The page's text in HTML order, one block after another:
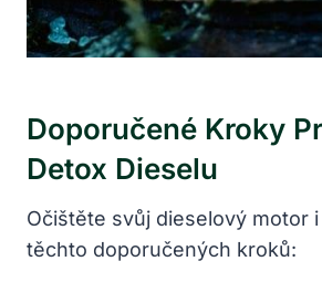
Doporučené Kroky
Detox Dieselu
Očištěte svůj dieselový motor
těchto doporučených kroků: